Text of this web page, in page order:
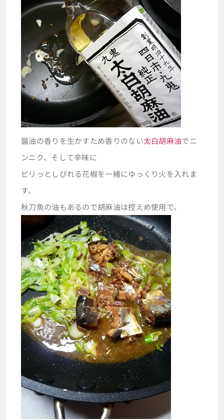
醤油の香りを生かすため香りのない太白胡麻油でニ
ンニク、そして辛味に
ビリっとしびれる花椒を一緒にゆっくり火を入れま
す。
秋刀魚の油もあるので胡麻油は控えめ使用で。